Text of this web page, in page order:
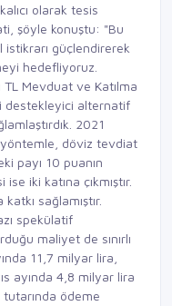
olarak tesis
şöyle konuştu: "Bu
güçlendirerek
hedefliyoruz.
TL Mevduat ve Katılma
destekleyici alternatif
2021
yöntemle, döviz tevdiat
payı 10 puanın
iki katına çıkmıştır.
sağlamıştır.
spekülatif
maliyet de sınırlı
11,7 milyar lira,
ayında 4,8 milyar lira
ödeme